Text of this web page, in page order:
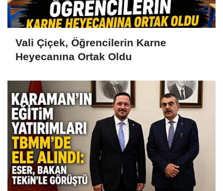
Vali Çiçek, Öğrencilerin Karne
Heyecanına Ortak Oldu